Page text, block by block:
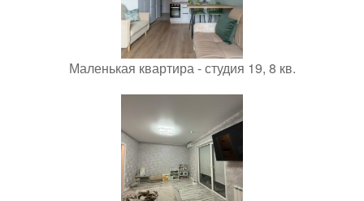
Маленькая квартира - студия 19, 8 кв.